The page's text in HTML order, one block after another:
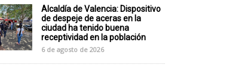
Alcaldía de Valencia: Dispositivo
de despeje de aceras en la
ciudad ha tenido buena
receptividad en la población
6 de agosto de 2026